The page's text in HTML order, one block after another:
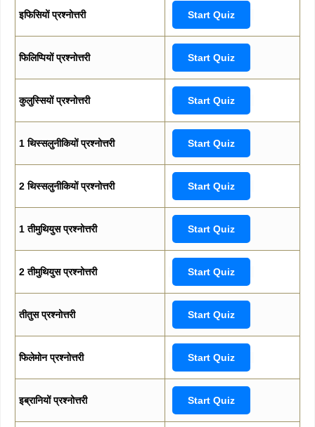
इफिसियों प्रश्नोत्तरी Start Quiz
फिलिप्पियों प्रश्नोत्तरी Start Quiz
कुलुस्सियों प्रश्नोत्तरी Start Quiz
1 थिस्सलुनीकियों प्रश्नोत्तरी Start Quiz
2 थिस्सलुनीकियों प्रश्नोत्तरी Start Quiz
1 तीमुथियुस प्रश्नोत्तरी Start Quiz
2 तीमुथियुस प्रश्नोत्तरी Start Quiz
तीतुस प्रश्नोत्तरी Start Quiz
फिलेमोन प्रश्नोत्तरी Start Quiz
इब्रानियों प्रश्नोत्तरी Start Quiz